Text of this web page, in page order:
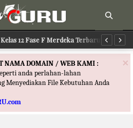
12 Fase F Merdeka Terbaru
Kelas 12 Fase F Merdeka Terbaru
×
NAMA DOMAIN / WEB KAMI :
anda perlahan-lahan
Menyediakan File Kebutuhan Anda